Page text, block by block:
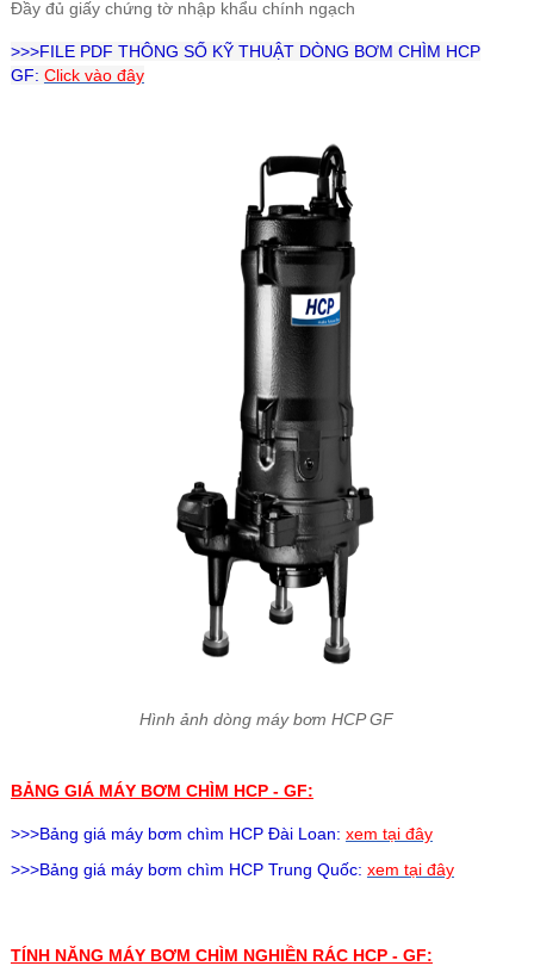
Đầy đủ giấy chứng tờ nhập khẩu chính ngạch
>>>FILE PDF THÔNG SỐ KỸ THUẬT DÒNG BƠM CHÌM HCP
GF: Click vào đây
Hình ảnh dòng máy bơm HCP GF
BẢNG GIÁ MÁY BƠM CHÌM HCP - GF:
>>>Bảng giá máy bơm chìm HCPĐài Loan: xem tại đây
>>>Bảng giá máy bơm chìm HCPTrung Quốc: xem tại đây
TÍNH NĂNG MÁY BƠM CHÌM NGHIỀN RÁC HCP - GF: